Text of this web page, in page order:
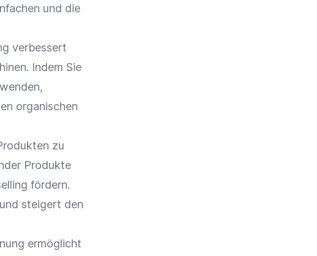
und die
verbessert
Indem Sie
organischen
zu
Produkte
fördern.
und steigert den
ermöglicht